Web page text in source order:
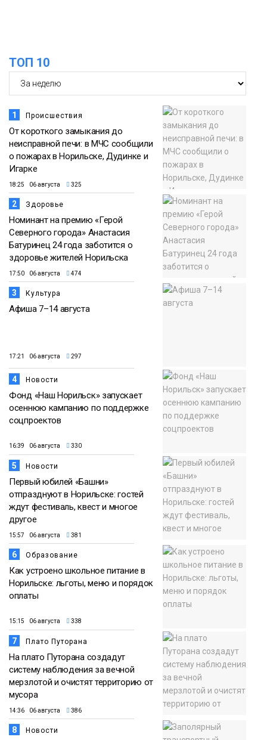
ТОП 10
1 Происшествия
От короткого замыкания до
неисправной печи: в МЧС сообщили
о пожарах в Норильске, Дудинке и
Игарке
18:25 06 августа 325
2 Здоровье
Номинант на премию «Герой
Северного города» Анастасия
Батуринец 24 года заботится о
здоровье жителей Норильска
17:50 06 августа 474
3 Культура
Афиша 7–14 августа
17:21 06 августа 297
4 Новости
Фонд «Наш Норильск» запускает
осеннюю кампанию по поддержке
соцпроектов
16:39 06 августа 330
5 Новости
Первый юбилей «Башни»
отпразднуют в Норильске: гостей
ждут фестиваль, квест и многое
другое
15:57 06 августа 381
6 Образование
Как устроено школьное питание в
Норильске: льготы, меню и порядок
оплаты
15:15 06 августа 338
7 Плато Путорана
На плато Путорана создадут
систему наблюдения за вечной
мерзлотой и очистят территорию от
мусора
14:36 06 августа 386
8 Новости